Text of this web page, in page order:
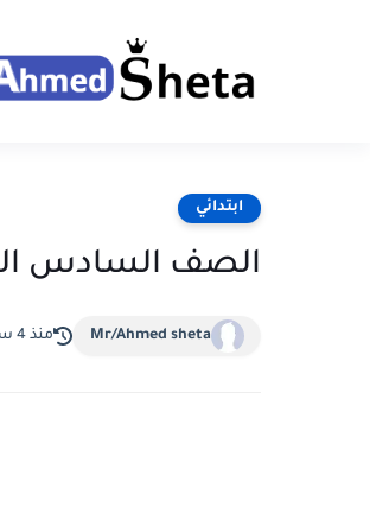
ابتدائي
الصف السادس
Mr/Ahmed sheta منذ 4 سنة